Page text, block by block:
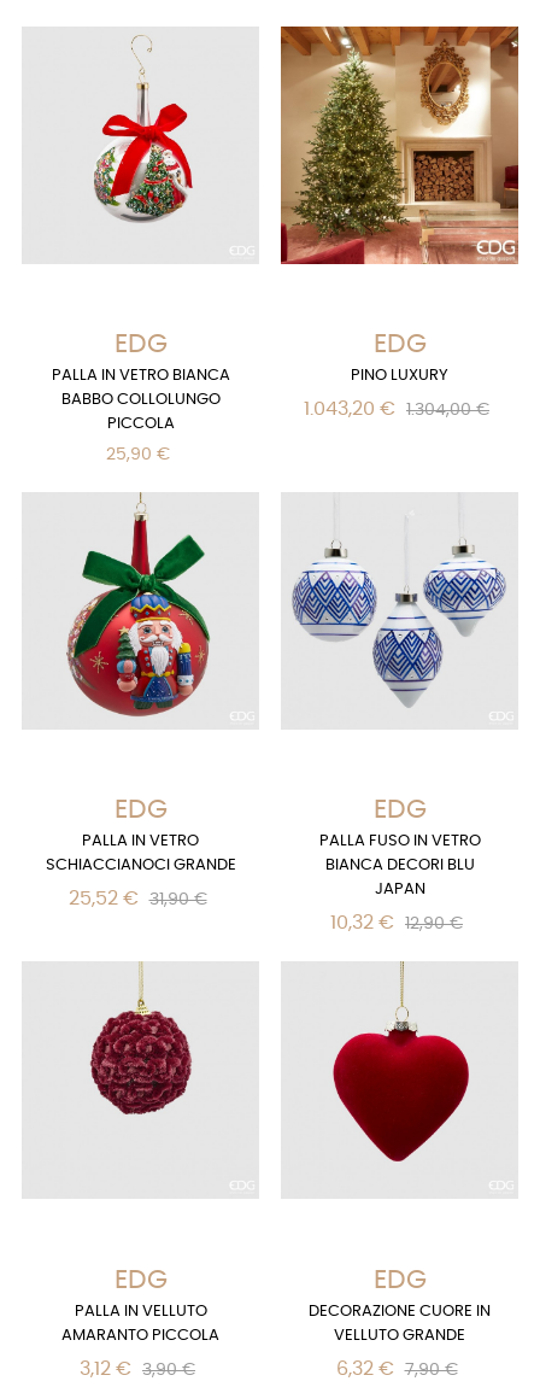
EDG
PALLA IN VETRO BIANCA
BABBO COLLOLUNGO
PICCOLA
25,90 €
EDG
PINO LUXURY
1.043,20 € 1.304,00 €
EDG
PALLA IN VETRO
SCHIACCIANOCI GRANDE
25,52 € 31,90 €
EDG
PALLA FUSO IN VETRO
BIANCA DECORI BLU
JAPAN
10,32 € 12,90 €
EDG
PALLA IN VELLUTO
AMARANTO PICCOLA
3,12 € 3,90 €
EDG
DECORAZIONE CUORE IN
VELLUTO GRANDE
6,32 € 7,90 €